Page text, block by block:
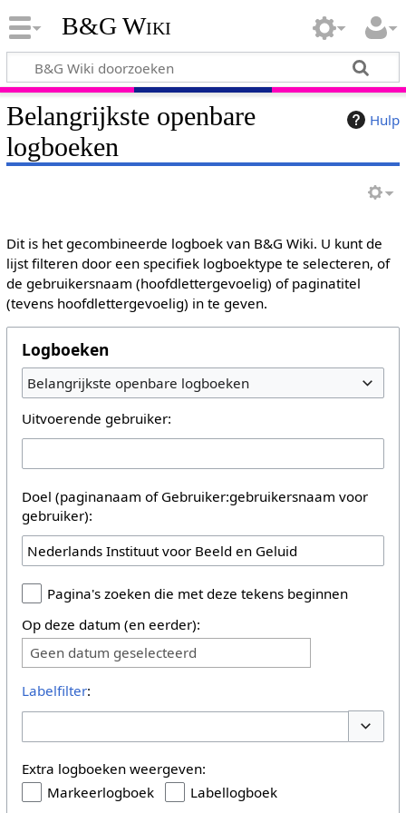
B&G Wiki
Hulp
Belangrijkste openbare
logboeken
Dit is het gecombineerde logboek van B&G Wiki. U kunt de
lijst filteren door een specifiek logboektype te selecteren, of
de gebruikersnaam (hoofdlettergevoelig) of paginatitel
(tevens hoofdlettergevoelig) in te geven.
Logboeken
Belangrijkste openbare logboeken
Uitvoerende gebruiker:
Doel (paginanaam of Gebruiker:gebruikersnaam voor
gebruiker):
Pagina's zoeken die met deze tekens beginnen
Op deze datum (en eerder):
Geen datum geselecteerd
Labelfilter:
Extra logboeken weergeven:
Markeerlogboek
Labellogboek